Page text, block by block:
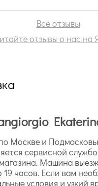
Все отзывы
отзывы о нас на
Москве и
сервисной
Машина
19 часов. Если вам
условия и узкий